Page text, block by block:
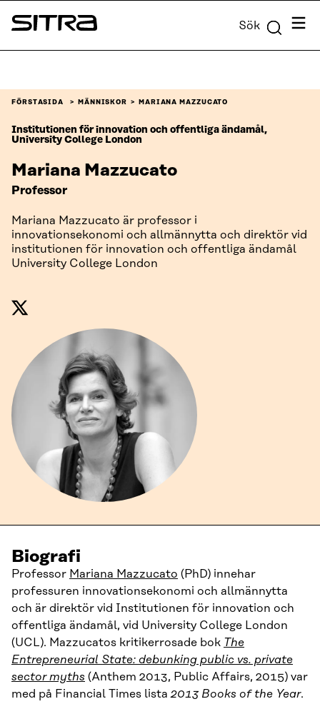
Skip to
content
Sitra Sök Meny
FÖRSTASIDA MÄNNISKOR MARIANA MAZZUCATO
Institutionen för innovation och offentliga ändamål,
University College London
Mariana Mazzucato
Professor
Mariana Mazzucato är professor i
innovationsekonomi och allmännytta och direktör vid
institutionen för innovation och offentliga ändamål
University College London
Biografi
Professor Mariana Mazzucato (PhD) innehar
professuren innovationsekonomi och allmännytta
och är direktör vid Institutionen för innovation och
offentliga ändamål, vid University College London
(UCL). Mazzucatos kritikerrosade bok The
Entrepreneurial State: debunking public vs. private
sector myths (Anthem 2013, Public Affairs, 2015) var
med på Financial Times lista2013 Books of the Year.